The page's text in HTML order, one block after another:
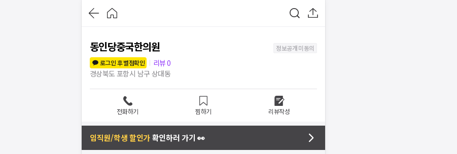
동인당중국한의원
정보공개 미동의
로그인 후 별점확인
리뷰0
경상북도 포항시 남구 상대동
전화하기 찜하기 리뷰작성
임직원/학생 할인가확인하러 가기 👀